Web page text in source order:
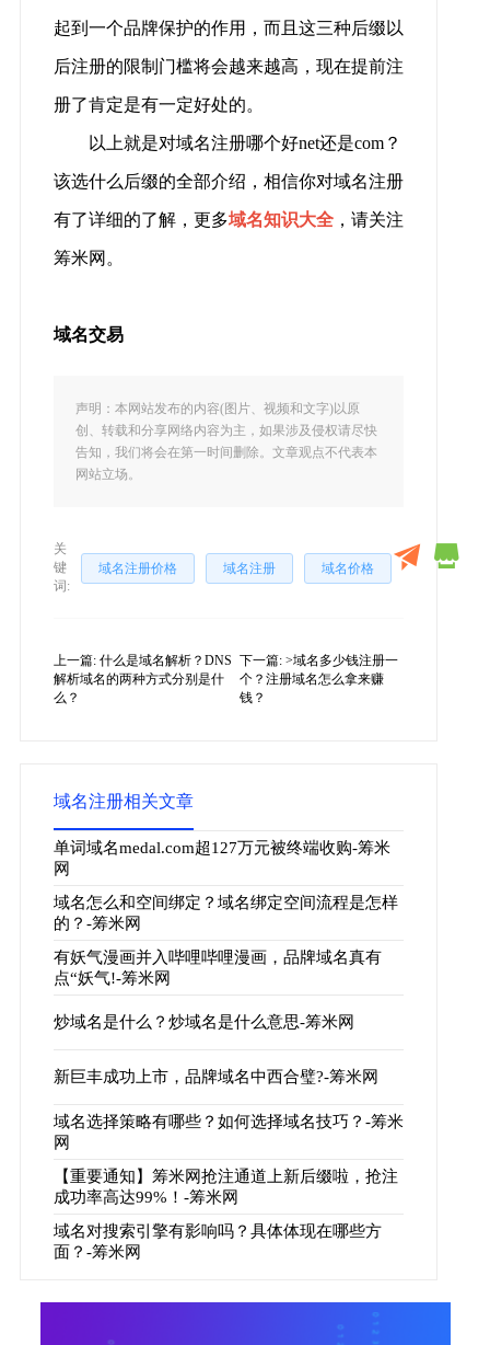
起到一个品牌保护的作用，而且这三种后缀以
后注册的限制门槛将会越来越高，现在提前注
册了肯定是有一定好处的。
以上就是对域名注册哪个好net还是com？
该选什么后缀的全部介绍，相信你对域名注册
有了详细的了解，更多域名知识大全，请关注
筹米网。
域名交易
声明：本网站发布的内容(图片、视频和文字)以原
创、转载和分享网络内容为主，如果涉及侵权请尽快
告知，我们将会在第一时间删除。文章观点不代表本
网站立场。
关
键
词:
域名注册价格 域名注册 域名价格
上一篇: 什么是域名解析？DNS
解析域名的两种方式分别是什
么？
下一篇:>域名多少钱注册一
个？注册域名怎么拿来赚
钱？
域名注册相关文章
单词域名medal.com超127万元被终端收购-筹米
网
域名怎么和空间绑定？域名绑定空间流程是怎样
的？-筹米网
有妖气漫画并入哔哩哔哩漫画，品牌域名真有
点“妖气!-筹米网
炒域名是什么？炒域名是什么意思-筹米网
新巨丰成功上市，品牌域名中西合璧?-筹米网
域名选择策略有哪些？如何选择域名技巧？-筹米
网
【重要通知】筹米网抢注通道上新后缀啦，抢注
成功率高达99%！-筹米网
域名对搜索引擎有影响吗？具体体现在哪些方
面？-筹米网